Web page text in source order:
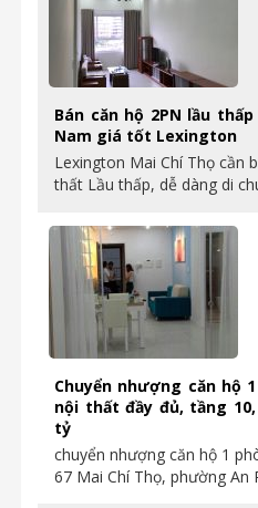
Bán căn hộ 2PN lầu
Nam giá tốt Lexington
Lexington Mai Chí Thọ cần
thất Lầu thấp, dễ dàng di
Chuyển nhượng căn hộ
nội thất đầy đủ, tầng
tỷ
chuyển nhượng căn hộ 1
67 Mai Chí Thọ, phường An